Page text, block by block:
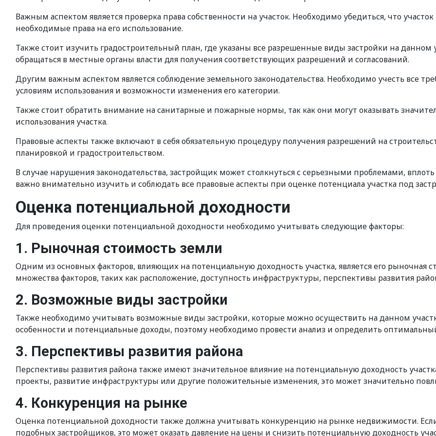
Важным аспектом является проверка права собственности на участок. Необходимо убедиться, что
необходимые права на его использование.
Также стоит изучить градостроительный план, где указаны все разрешенные виды застройки на данном
обращаться в местные органы власти для получения соответствующих разрешений и согласований.
Другим важным аспектом является соблюдение земельного законодательства. Необходимо учесть все
условиям использования и возможности изменения его категории.
Также стоит обратить внимание на санитарные и пожарные нормы, так как они могут оказывать
использования участка.
Правовые аспекты также включают в себя обязательную процедуру получения разрешений на
планировкой и градостроительством.
В случае нарушения законодательства, застройщик может столкнуться с серьезными проблемами,
важно внимательно изучить и соблюдать все правовые аспекты при оценке потенциала участка под
Оценка потенциальной доходности
Для проведения оценки потенциальной доходности необходимо учитывать следующие факторы:
1. Рыночная стоимость земли
Одним из основных факторов, влияющих на потенциальную доходность участка, является его рыночная
множества факторов, таких как расположение, доступность инфраструктуры, перспективы развития
2. Возможные виды застройки
Также необходимо учитывать возможные виды застройки, которые можно осуществить на данном
особенности и потенциальные доходы, поэтому необходимо провести анализ и определить
3. Перспективы развития района
Перспективы развития района также имеют значительное влияние на потенциальную доходность
проекты, развитие инфраструктуры или другие положительные изменения, это может значительно
4. Конкуренция на рынке
Оценка потенциальной доходности также должна учитывать конкуренцию на рынке недвижимости.
подобных застройщиков, это может оказать давление на цены и снизить потенциальную доходность